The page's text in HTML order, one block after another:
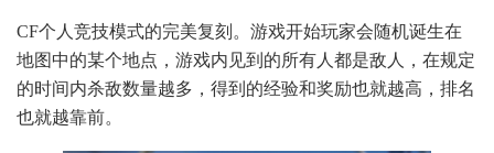
CF个人竞技模式的完美复刻。游戏开始玩家会随机诞生在
地图中的某个地点，游戏内见到的所有人都是敌人，在规定
的时间内杀敌数量越多，得到的经验和奖励也就越高，排名
也就越靠前。